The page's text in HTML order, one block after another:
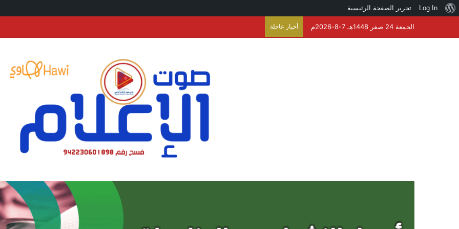
نبذة
ووردبريس
Log In تحرير الصفحة الرئيسية
الجمعة 24 صفر 1448هـ 7-8-2026م أخبار عاجلة